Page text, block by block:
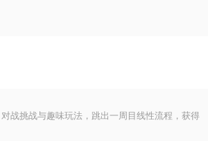
战挑战与趣味玩法，跳出一周目线性流程，获得